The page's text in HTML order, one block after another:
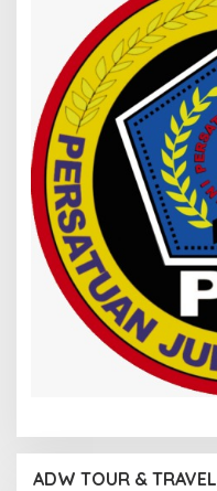
ADW TOUR & TRAVEL